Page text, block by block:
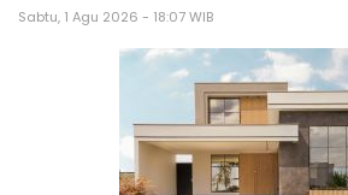
Sabtu, 1 Agu 2026 - 18:07 WIB